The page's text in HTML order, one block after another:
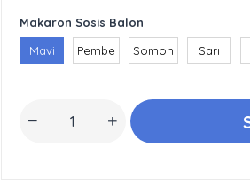
Makaron Sosis Balon
Mavi
Pembe Somon Sarı